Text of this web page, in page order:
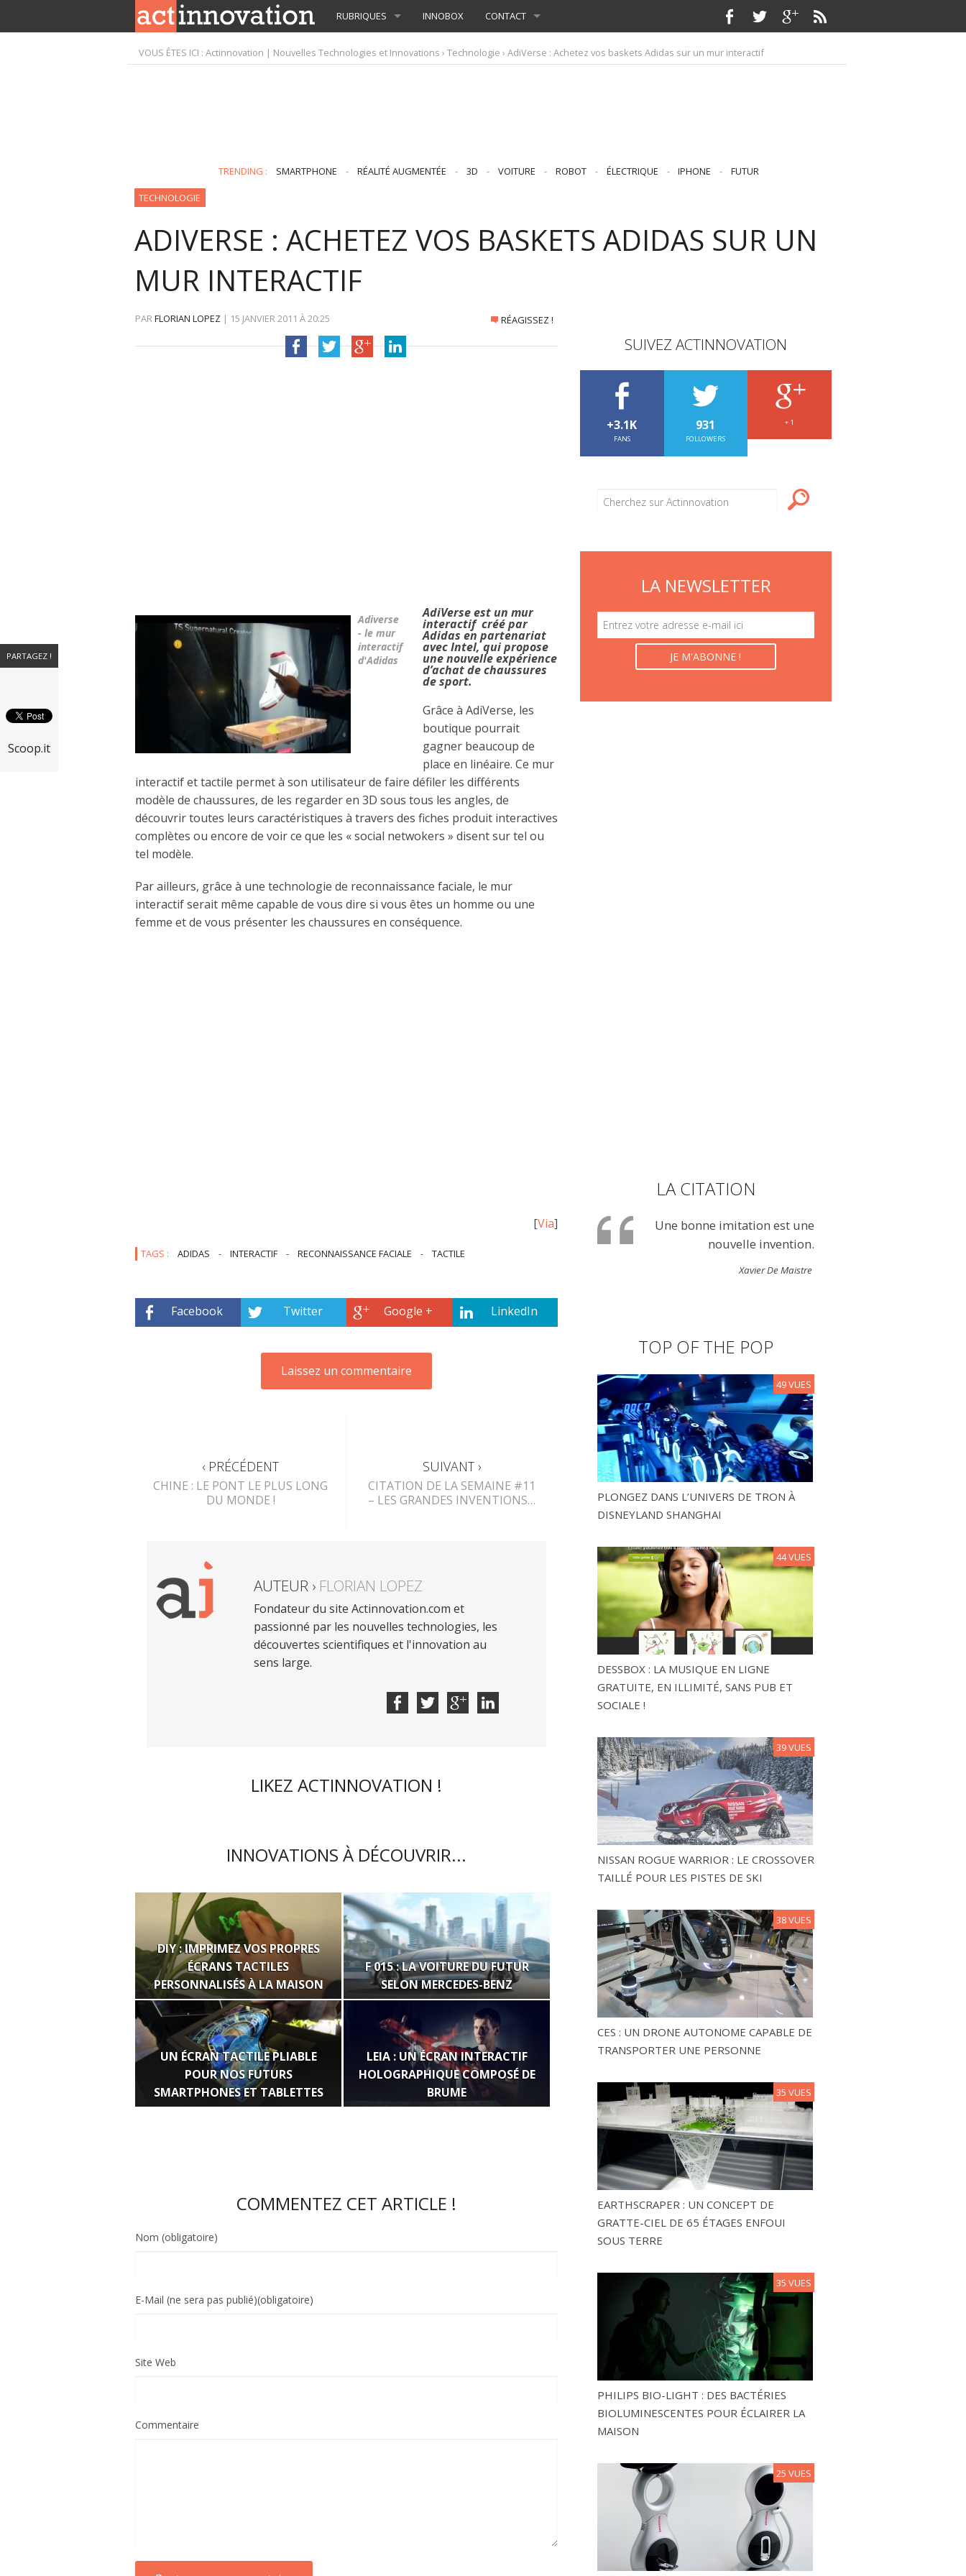
RUBRIQUES INNOBOX CONTACT
VOUS ÊTES ICI :Actinnovation | Nouvelles Technologies et Innovations ›Technologie › AdiVerse : Achetez vos baskets Adidas sur un mur interactif
TRENDING : SMARTPHONE - RÉALITÉ AUGMENTÉE - 3D - VOITURE - ROBOT - ÉLECTRIQUE - IPHONE - FUTUR
TECHNOLOGIE
ADIVERSE : ACHETEZ VOS BASKETS ADIDAS SUR UN
MUR INTERACTIF
PARFLORIAN LOPEZ | 15 JANVIER 2011 À20:25 RÉAGISSEZ !
Adiverse
- le mur
interactif
d'Adidas
AdiVerse est un mur
interactif créé par
Adidas en partenariat
avec Intel, qui propose
une nouvelle expérience
d’achat de chaussures
de sport.
Grâce à AdiVerse, les
boutique pourrait
gagner beaucoup de
place en linéaire. Ce mur
interactif et tactile permet à son utilisateur de faire défiler les différents
modèle de chaussures, de les regarder en 3D sous tous les angles, de
découvrir toutes leurs caractéristiques à travers des fiches produit interactives
complètes ou encore de voir ce que les « social netwokers » disent sur tel ou
tel modèle.
Par ailleurs, grâce à une technologie de reconnaissance faciale, le mur
interactif serait même capable de vous dire si vous êtes un homme ou une
femme et de vous présenter les chaussures en conséquence.
[Via]
TAGS : ADIDAS - INTERACTIF - RECONNAISSANCE FACIALE - TACTILE
Facebook Twitter Google + LinkedIn
‹ PRÉCÉDENT
CHINE : LE PONT LE PLUS LONG
DU MONDE !
SUIVANT ›
CITATION DE LA SEMAINE #11
– LES GRANDES INVENTIONS…
AUTEUR › FLORIAN LOPEZ
Fondateur du site Actinnovation.com et
passionné par les nouvelles technologies, les
découvertes scientifiques et l'innovation au
sens large.
LIKEZ ACTINNOVATION !
INNOVATIONS À DÉCOUVRIR...
DIY : IMPRIMEZ VOS PROPRES
ÉCRANS TACTILES
PERSONNALISÉS À LA MAISON
F 015 : LA VOITURE DU FUTUR
SELON MERCEDES-BENZ
UN ÉCRAN TACTILE PLIABLE
POUR NOS FUTURS
SMARTPHONES ET TABLETTES
LEIA : UN ÉCRAN INTERACTIF
HOLOGRAPHIQUE COMPOSÉ DE
BRUME
COMMENTEZ CET ARTICLE !
Nom (obligatoire)
E-Mail (ne sera pas publié)(obligatoire)
Site Web
Commentaire
SUIVEZ ACTINNOVATION
+3.1K
FANS
931
FOLLOWERS
+ 1
LA NEWSLETTER
LA CITATION
Une bonne imitation est une
nouvelle invention.
Xavier De Maistre
TOP OF THE POP
PLONGEZ DANS L’UNIVERS DE TRON À
DISNEYLAND SHANGHAI
49 VUES
DESSBOX : LA MUSIQUE EN LIGNE
GRATUITE, EN ILLIMITÉ, SANS PUB ET
SOCIALE !
44 VUES
NISSAN ROGUE WARRIOR : LE CROSSOVER
TAILLÉ POUR LES PISTES DE SKI
39 VUES
CES : UN DRONE AUTONOME CAPABLE DE
TRANSPORTER UNE PERSONNE
38 VUES
EARTHSCRAPER : UN CONCEPT DE
GRATTE-CIEL DE 65 ÉTAGES ENFOUI
SOUS TERRE
35 VUES
PHILIPS BIO-LIGHT : DES BACTÉRIES
BIOLUMINESCENTES POUR ÉCLAIRER LA
MAISON
35 VUES
25 VUES
PARTAGEZ !
Scoop.it